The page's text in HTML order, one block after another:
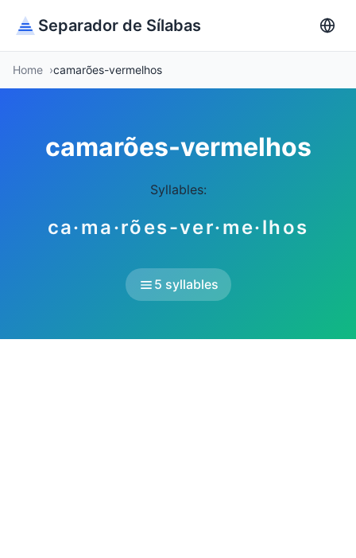
Separador de Sílabas
Home camarões-vermelhos
camarões-vermelhos
Syllables:
ca·ma·rões-ver·me·lhos
5 syllables